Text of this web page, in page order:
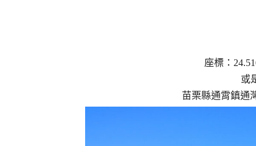
座標：
或
苗栗縣通霄鎮通